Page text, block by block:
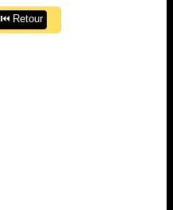
⏮️ Retour